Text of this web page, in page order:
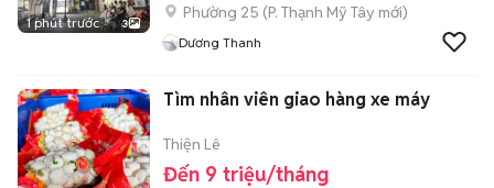
1 phút trước 3
Phường 25 (P. Thạnh Mỹ Tây mới)
Dương Thanh
Tìm nhân viên giao hàng xe máy
Thiện Lê
Đến 9 triệu/tháng